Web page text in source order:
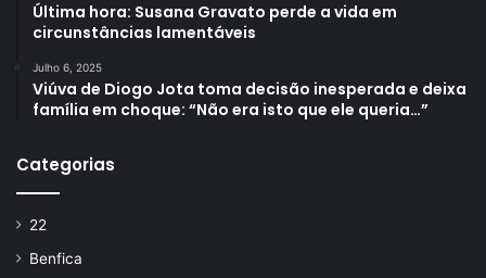
Última hora: Susana Gravato perde a vida em
circunstâncias lamentáveis
Julho 6, 2025
Viúva de Diogo Jota toma decisão inesperada e deixa
família em choque: “Não era isto que ele queria…”
Categorias
22
Benfica